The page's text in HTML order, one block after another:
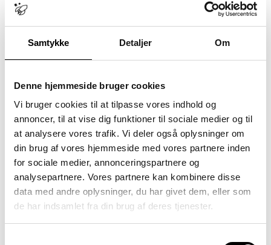
Samtykke Detaljer Om
Denne hjemmeside bruger cookies
Vi bruger cookies til at tilpasse vores indhold og
annoncer, til at vise dig funktioner til sociale medier og til
at analysere vores trafik. Vi deler også oplysninger om
din brug af vores hjemmeside med vores partnere inden
for sociale medier, annonceringspartnere og
analysepartnere. Vores partnere kan kombinere disse
data med andre oplysninger, du har givet dem, eller som
de har indsamlet fra din brug af deres tjenester.
Underviser i dansk / Østerbro
Østerbro
Underviser i naturfag eller dansk i udskolingen / Greve
Kontakt